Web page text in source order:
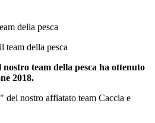
della pesca
team della pesca ha ottenuto
2018.
nostro affiatato team Caccia e